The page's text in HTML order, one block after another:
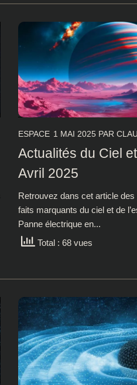
ESPACE 1 MAI 2025 PAR
Actualités du Ciel
Avril 2025
Retrouvez dans cet article
faits marquants du ciel et de
Panne électrique en...
Total : 68 vues